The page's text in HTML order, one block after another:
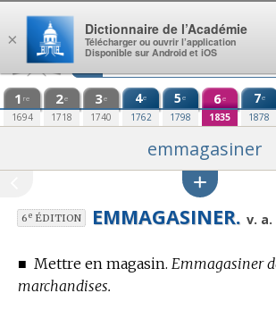
Aller au contenu
1 re
1694
2e
1718
3e
1740
4e
1762
5e
1798
6e
1835
7e
1878
emmagasiner
6eÉDITION EMMAGASINER. v. a.
■ Mettre en magasin. Emmagasiner
marchandises.
×
Dictionnaire de l’Académie
Télécharger ou ouvrir l’application
Disponible sur Android et iOS